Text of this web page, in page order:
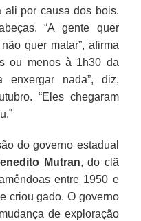
ali por causa dos bois.
“A gente quer
quer matar”, afirma
ou menos à 1h30 da
enxergar nada”, diz,
“Eles chegaram
do governo estadual
Mutran, do clã
entre 1950 e
criou gado. O governo
de exploração